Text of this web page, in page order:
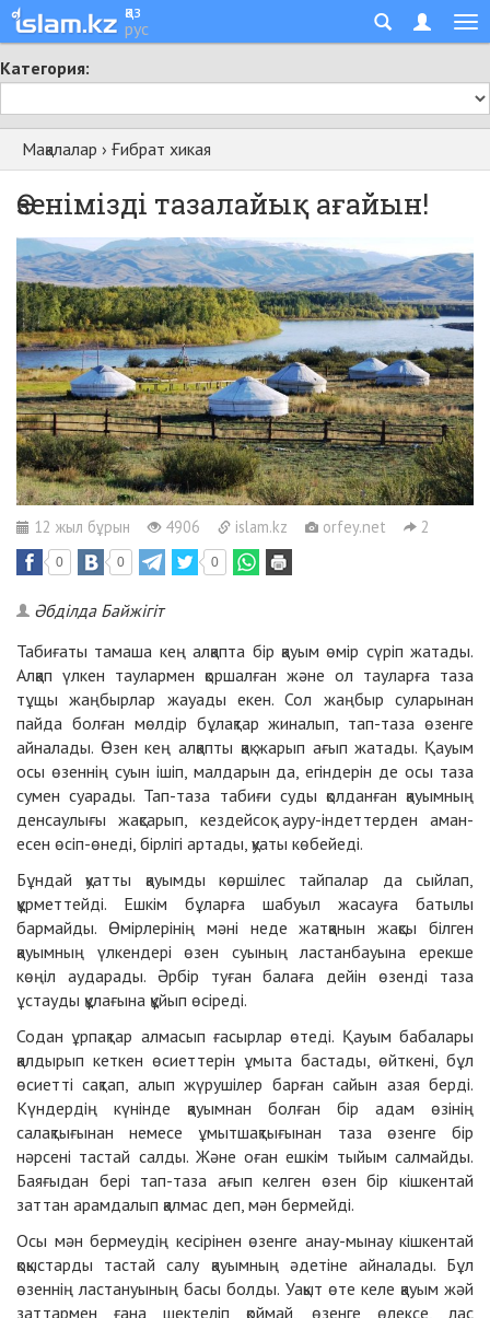
қаз
рус
Категория:
Мақалалар › Ғибрат хикая
Өзенімізді тазалайық ағайын!
12 жыл бұрын 4906 islam.kz orfey.net 2
0 0 0
Әбділда Байжігіт
Табиғаты тамаша кең алқапта бір қауым өмір сүріп жатады.
Алқап үлкен таулармен қоршалған және ол тауларға таза
тұщы жаңбырлар жауады екен. Сол жаңбыр суларынан
пайда болған мөлдір бұлақтар жиналып, тап-таза өзенге
айналады. Өзен кең алқапты қақ жарып ағып жатады. Қауым
осы өзеннің суын ішіп, малдарын да, егіндерін де осы таза
сумен суарады. Тап-таза табиғи суды қолданған қауымның
денсаулығы жақсарып, кездейсоқ ауру-індеттерден аман-
есен өсіп-өнеді, бірлігі артады, қуаты көбейеді.
Бұндай қуатты қауымды көршілес тайпалар да сыйлап,
құрметтейді. Ешкім бұларға шабуыл жасауға батылы
бармайды. Өмірлерінің мәні неде жатқанын жақсы білген
қауымның үлкендері өзен суының ластанбауына ерекше
көңіл аударады. Әрбір туған балаға дейін өзенді таза
ұстауды құлағына құйып өсіреді.
Содан ұрпақтар алмасып ғасырлар өтеді. Қауым бабалары
қалдырып кеткен өсиеттерін ұмыта бастады, өйткені, бұл
өсиетті сақтап, алып жүрушілер барған сайын азая берді.
Күндердің күнінде қауымнан болған бір адам өзінің
салақтығынан немесе ұмытшақтығынан таза өзенге бір
нәрсені тастай салды. Және оған ешкім тыйым салмайды.
Баяғыдан бері тап-таза ағып келген өзен бір кішкентай
заттан арамдалып қалмас деп, мән бермейді.
Осы мән бермеудің кесірінен өзенге анау-мынау кішкентай
қоқыстарды тастай салу қауымның әдетіне айналады. Бұл
өзеннің ластануының басы болды. Уақыт өте келе қауым жәй
заттармен ғана шектеліп қоймай, өзенге өлексе, лас